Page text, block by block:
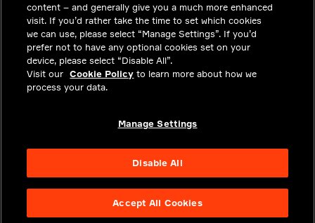
ニュースルーム
お問い合わせ
プライバシー
法令順守
content – and generally give you a much more enhanced
visit. If you’d rather take the time to set which cookies
we can use, please select “Manage Settings”. If you’d
prefer not to have any optional cookies set on your
device, please select “Disable All”.
Visit our Cookie Policy to learn more about how we
process your data.
Manage Settings
Disable All
Accept All Cookies